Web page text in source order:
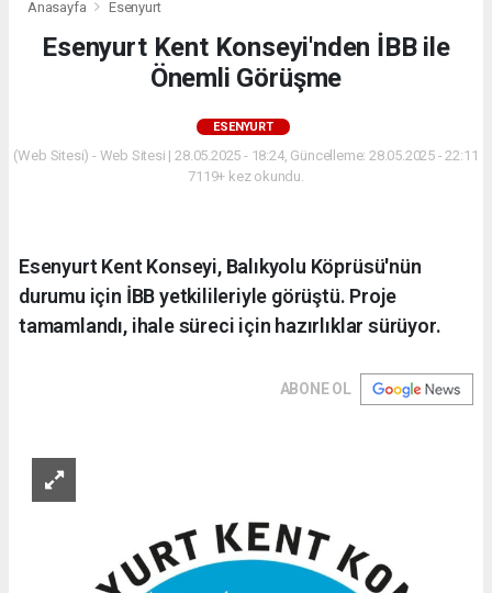
Anasayfa Esenyurt
Esenyurt Kent Konseyi'nden İBB ile
Önemli Görüşme
ESENYURT
(Web Sitesi) - Web Sitesi | 28.05.2025 - 18:24, Güncelleme: 28.05.2025 - 22:11
7119+ kez okundu.
Esenyurt Kent Konseyi, Balıkyolu Köprüsü'nün
durumu için İBB yetkilileriyle görüştü. Proje
tamamlandı, ihale süreci için hazırlıklar sürüyor.
ABONE OL